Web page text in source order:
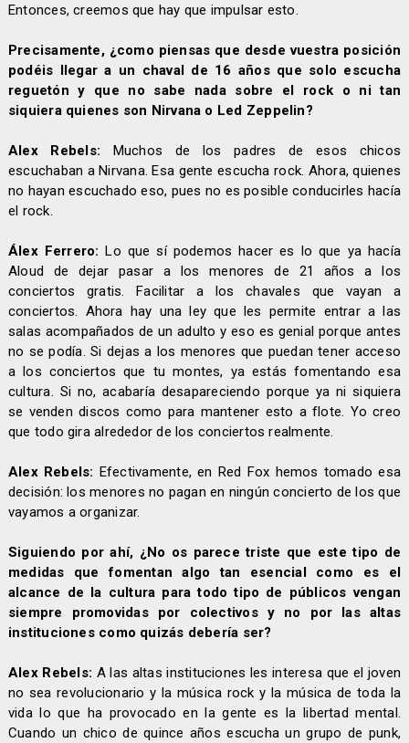
Entonces, creemos que hay que impulsar esto.
Precisamente, ¿como piensas que desde vuestra posición
podéis llegar a un chaval de 16 años que solo escucha
reguetón y que no sabe nada sobre el rock o ni tan
siquiera quienes son Nirvana o Led Zeppelin?
Alex Rebels: Muchos de los padres de esos chicos
escuchaban a Nirvana. Esa gente escucha rock. Ahora, quienes
no hayan escuchado eso, pues no es posible conducirles hacía
el rock.
Álex Ferrero: Lo que sí podemos hacer es lo que ya hacía
Aloud de dejar pasar a los menores de 21 años a los
conciertos gratis. Facilitar a los chavales que vayan a
conciertos. Ahora hay una ley que les permite entrar a las
salas acompañados de un adulto y eso es genial porque antes
no se podía. Si dejas a los menores que puedan tener acceso
a los conciertos que tu montes, ya estás fomentando esa
cultura. Si no, acabaría desapareciendo porque ya ni siquiera
se venden discos como para mantener esto a flote. Yo creo
que todo gira alrededor de los conciertos realmente.
Alex Rebels: Efectivamente, en Red Fox hemos tomado esa
decisión: los menores no pagan en ningún concierto de los que
vayamos a organizar.
Siguiendo por ahí, ¿No os parece triste que este tipo de
medidas que fomentan algo tan esencial como es el
alcance de la cultura para todo tipo de públicos vengan
siempre promovidas por colectivos y no por las altas
instituciones como quizás debería ser?
Alex Rebels: A las altas instituciones les interesa que el joven
no sea revolucionario y la música rock y la música de toda la
vida lo que ha provocado en la gente es la libertad mental.
Cuando un chico de quince años escucha un grupo de punk,